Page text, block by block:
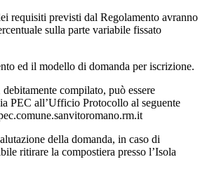
requisiti previsti dal Regolamento avranno
sulla parte variabile fissato
ed il modello di domanda per iscrizione.
compilato, può essere
PEC all’Ufficio Protocollo al seguente
della domanda, in caso di
ritirare la compostiera presso l’Isola